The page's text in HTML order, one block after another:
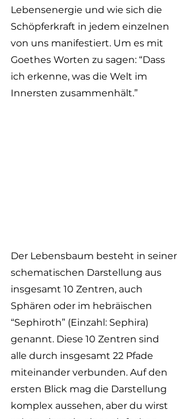
Lebensenergie und wie sich die
Schöpferkraft in jedem einzelnen
von uns manifestiert. Um es mit
Goethes Worten zu sagen: “Dass
ich erkenne, was die Welt im
Innersten zusammenhält.”
Der Lebensbaum besteht in seiner
schematischen Darstellung aus
insgesamt 10 Zentren, auch
Sphären oder im hebräischen
“Sephiroth” (Einzahl: Sephira)
genannt. Diese 10 Zentren sind
alle durch insgesamt 22 Pfade
miteinander verbunden. Auf den
ersten Blick mag die Darstellung
komplex aussehen, aber du wirst